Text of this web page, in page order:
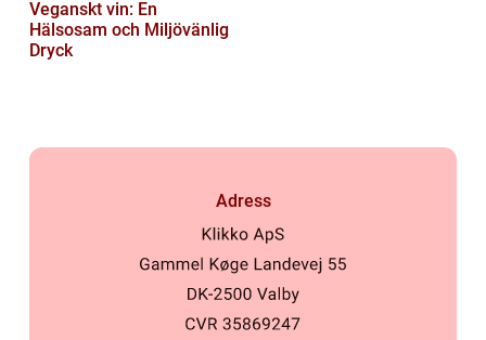
Veganskt vin: En
Hälsosam och Miljövänlig
Dryck
Adress